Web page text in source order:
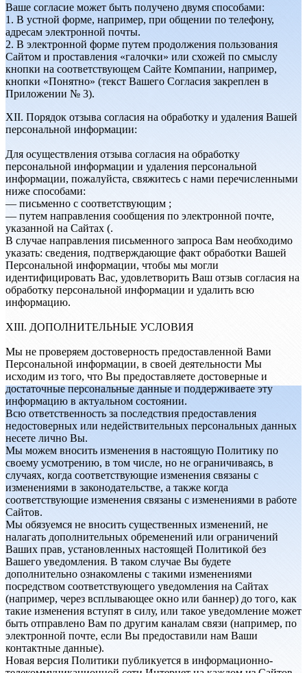
Ваше согласие может быть получено двумя способами:
1. В устной форме, например, при общении по телефону,
адресам электронной почты.
2. В электронной форме путем продолжения пользования
Сайтом и проставления «галочки» или схожей по смыслу
кнопки на соответствующем Сайте Компании, например,
кнопки «Понятно» (текст Вашего Согласия закреплен в
Приложении № 3).
XII. Порядок отзыва согласия на обработку и удаления Вашей
персональной информации:
Для осуществления отзыва согласия на обработку
персональной информации и удаления персональной
информации, пожалуйста, свяжитесь с нами перечисленными
ниже способами:
— письменно с соответствующим ;
— путем направления сообщения по электронной почте,
указанной на Сайтах (.
В случае направления письменного запроса Вам необходимо
указать: сведения, подтверждающие факт обработки Вашей
Персональной информации, чтобы мы могли
идентифицировать Вас, удовлетворить Ваш отзыв согласия на
обработку персональной информации и удалить всю
информацию.
XIII. ДОПОЛНИТЕЛЬНЫЕ УСЛОВИЯ
Мы не проверяем достоверность предоставленной Вами
Персональной информации, в своей деятельности Мы
исходим из того, что Вы предоставляете достоверные и
достаточные персональные данные и поддерживаете эту
информацию в актуальном состоянии.
Всю ответственность за последствия предоставления
недостоверных или недействительных персональных данных
несете лично Вы.
Мы можем вносить изменения в настоящую Политику по
своему усмотрению, в том числе, но не ограничиваясь, в
случаях, когда соответствующие изменения связаны с
изменениями в законодательстве, а также когда
соответствующие изменения связаны с изменениями в работе
Сайтов.
Мы обязуемся не вносить существенных изменений, не
налагать дополнительных обременений или ограничений
Ваших прав, установленных настоящей Политикой без
Вашего уведомления. В таком случае Вы будете
дополнительно ознакомлены с такими изменениями
посредством соответствующего уведомления на Сайтах
(например, через всплывающее окно или баннер) до того, как
такие изменения вступят в силу, или такое уведомление может
быть отправлено Вам по другим каналам связи (например, по
электронной почте, если Вы предоставили нам Ваши
контактные данные).
Новая версия Политики публикуется в информационно-